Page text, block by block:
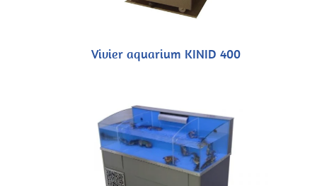
Vivier aquarium KINID 400